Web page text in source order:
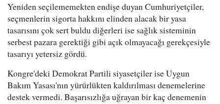
Yeniden seçilememekten endişe duyan Cumhuriyetçiler,
seçmenlerin sigorta hakkını elinden alacak bir yasa
tasarısını çok sert buldu diğerleri ise sağlık sisteminin
serbest pazara gerektiği gibi açık olmayacağı gerekçesiyle
tasarıyı yetersiz gördü.
Kongre'deki Demokrat Partili siyasetçiler ise Uygun
Bakım Yasası'nın yürürlükten kaldırılması denemelerine
destek vermedi. Başarısızlığa uğrayan bir kaç denemenin